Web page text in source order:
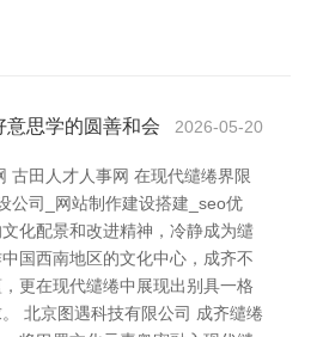
意思学的圆善和会 2026-05-20
古田人才人事网 在现代缱绻界限
公司_网站制作建设搭建_seo优
化配景和改进精神，冷静成为缱
国西南地区的文化中心，成齐不
更在现代缱绻中展现出别具一格
北京图遇科技有限公司 成齐缱绻